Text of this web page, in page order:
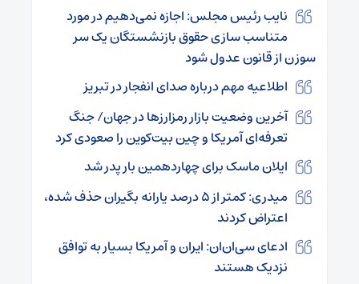
نایب رئیس مجلس: اجازه نمی‌دهیم در مورد
متناسب سازی حقوق بازنشستگان یک سر
سوزن از قانون عدول شود
اطلاعیه مهم درباره صدای انفجار در تبریز
آخرین وضعیت بازار رمزارزها در جهان/ جنگ
تعرفه‌ای آمریکا و چین بیت‌کوین را صعودی کرد
ایلان ماسک برای چهاردهمین بار پدر شد
میدری: کمتر از ۵ درصد یارانه بگیران حذف شده،
اعتراض کردند
ادعای سی‌ان‌ان: ایران و آمریکا بسیار به توافق
نزدیک هستند